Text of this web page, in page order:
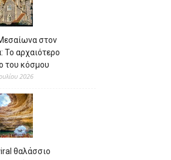
στον
Το αρχαιότερο
του κόσμου
2026
θαλάσσιο